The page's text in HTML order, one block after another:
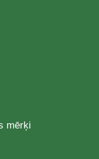
mērķi